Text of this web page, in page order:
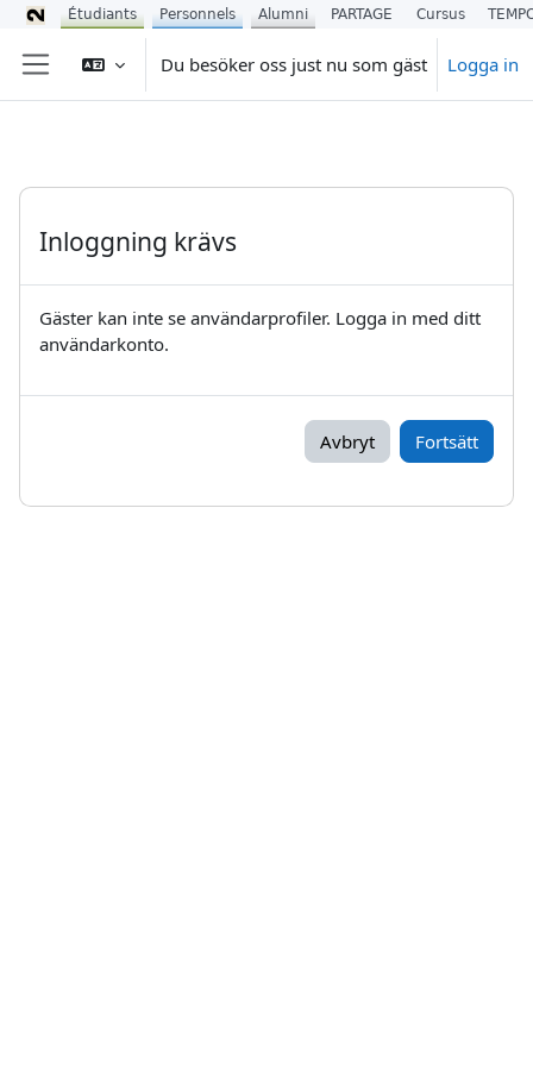
Gå direkt till huvudinnehåll
Du besöker oss just nu som gäst Logga in
Inloggning krävs
Gäster kan inte se användarprofiler. Logga in med ditt
användarkonto.
Avbryt Fortsätt
Étudiants Personnels Alumni PARTAGE Cursus